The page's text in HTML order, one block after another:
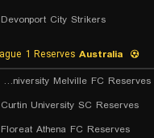
Devonport City Strikers
Australia
Murdoch University Melville FC Reserves
Curtin University SC Reserves
Floreat Athena FC Reserves